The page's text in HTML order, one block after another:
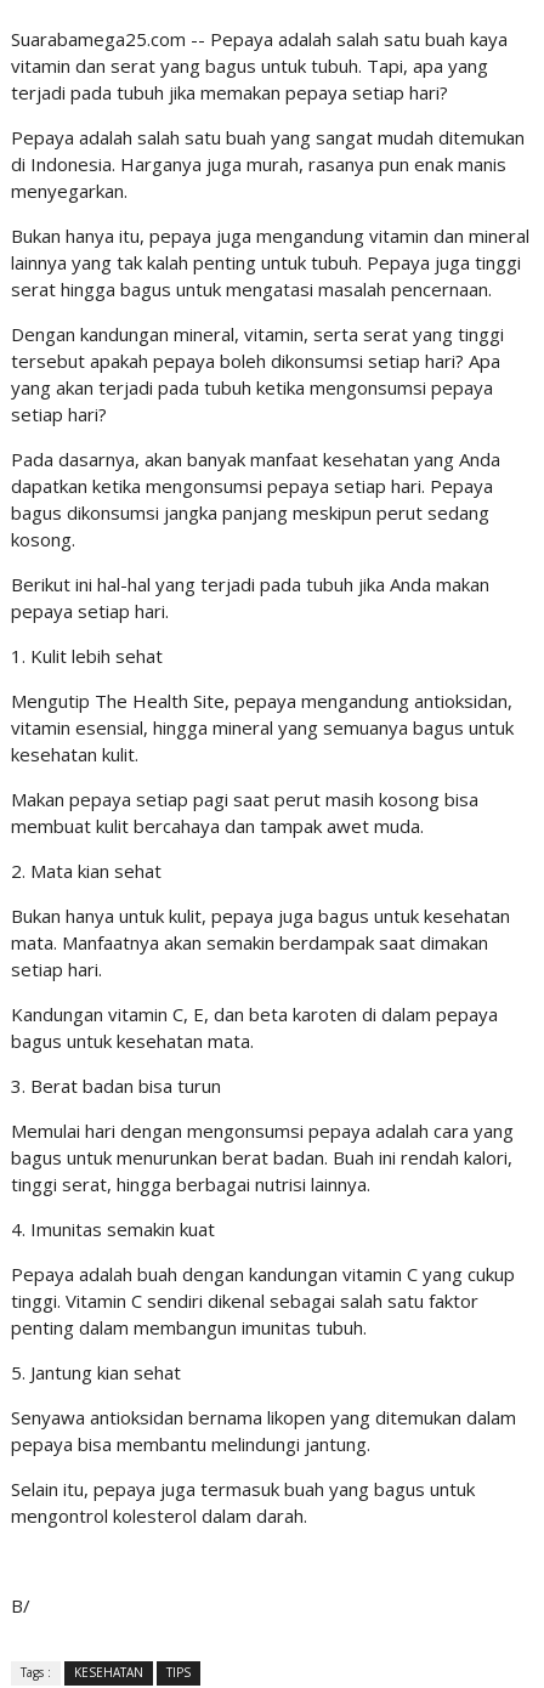
Suarabamega25.com -- Pepaya adalah salah satu buah kaya
vitamin dan serat yang bagus untuk tubuh. Tapi, apa yang
terjadi pada tubuh jika memakan pepaya setiap hari?
Pepaya adalah salah satu buah yang sangat mudah ditemukan
di Indonesia. Harganya juga murah, rasanya pun enak manis
menyegarkan.
Bukan hanya itu, pepaya juga mengandung vitamin dan mineral
lainnya yang tak kalah penting untuk tubuh. Pepaya juga tinggi
serat hingga bagus untuk mengatasi masalah pencernaan.
Dengan kandungan mineral, vitamin, serta serat yang tinggi
tersebut apakah pepaya boleh dikonsumsi setiap hari? Apa
yang akan terjadi pada tubuh ketika mengonsumsi pepaya
setiap hari?
Pada dasarnya, akan banyak manfaat kesehatan yang Anda
dapatkan ketika mengonsumsi pepaya setiap hari. Pepaya
bagus dikonsumsi jangka panjang meskipun perut sedang
kosong.
Berikut ini hal-hal yang terjadi pada tubuh jika Anda makan
pepaya setiap hari.
1. Kulit lebih sehat
Mengutip The Health Site, pepaya mengandung antioksidan,
vitamin esensial, hingga mineral yang semuanya bagus untuk
kesehatan kulit.
Makan pepaya setiap pagi saat perut masih kosong bisa
membuat kulit bercahaya dan tampak awet muda.
2. Mata kian sehat
Bukan hanya untuk kulit, pepaya juga bagus untuk kesehatan
mata. Manfaatnya akan semakin berdampak saat dimakan
setiap hari.
Kandungan vitamin C, E, dan beta karoten di dalam pepaya
bagus untuk kesehatan mata.
3. Berat badan bisa turun
Memulai hari dengan mengonsumsi pepaya adalah cara yang
bagus untuk menurunkan berat badan. Buah ini rendah kalori,
tinggi serat, hingga berbagai nutrisi lainnya.
4. Imunitas semakin kuat
Pepaya adalah buah dengan kandungan vitamin C yang cukup
tinggi. Vitamin C sendiri dikenal sebagai salah satu faktor
penting dalam membangun imunitas tubuh.
5. Jantung kian sehat
Senyawa antioksidan bernama likopen yang ditemukan dalam
pepaya bisa membantu melindungi jantung.
Selain itu, pepaya juga termasuk buah yang bagus untuk
mengontrol kolesterol dalam darah.
B/
Tags : KESEHATAN TIPS